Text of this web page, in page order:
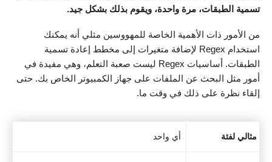
تسمية الطبقات، مرة واحدة، ويقوم بذلك بشكل جيد.
من الأمور ذات الأهمية الخاصة للمهووسين مثلي أنه يمكنك
استخدام Regex لإضافة متغيرات إلى مخطط إعادة تسمية
الطبقات. أساسيات Regex ليست صعبة التعلم، وهي مفيدة في
أمور مثل البحث عن الملفات على جهاز الكمبيوتر الخاص بك. حتى
إلقاء نظرة على ذلك في وقت ما.
مثالي لفئة أي واحد